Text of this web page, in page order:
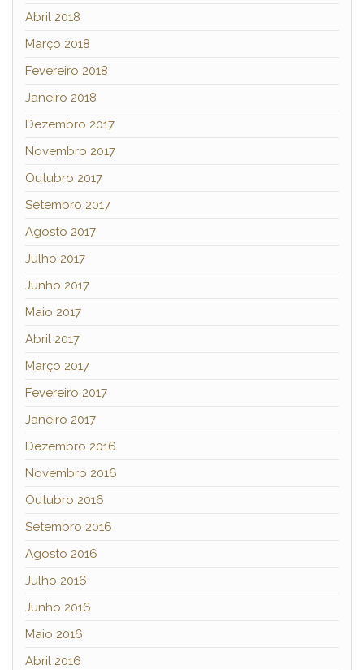
Abril 2018
Março 2018
Fevereiro 2018
Janeiro 2018
Dezembro 2017
Novembro 2017
Outubro 2017
Setembro 2017
Agosto 2017
Julho 2017
Junho 2017
Maio 2017
Abril 2017
Março 2017
Fevereiro 2017
Janeiro 2017
Dezembro 2016
Novembro 2016
Outubro 2016
Setembro 2016
Agosto 2016
Julho 2016
Junho 2016
Maio 2016
Abril 2016